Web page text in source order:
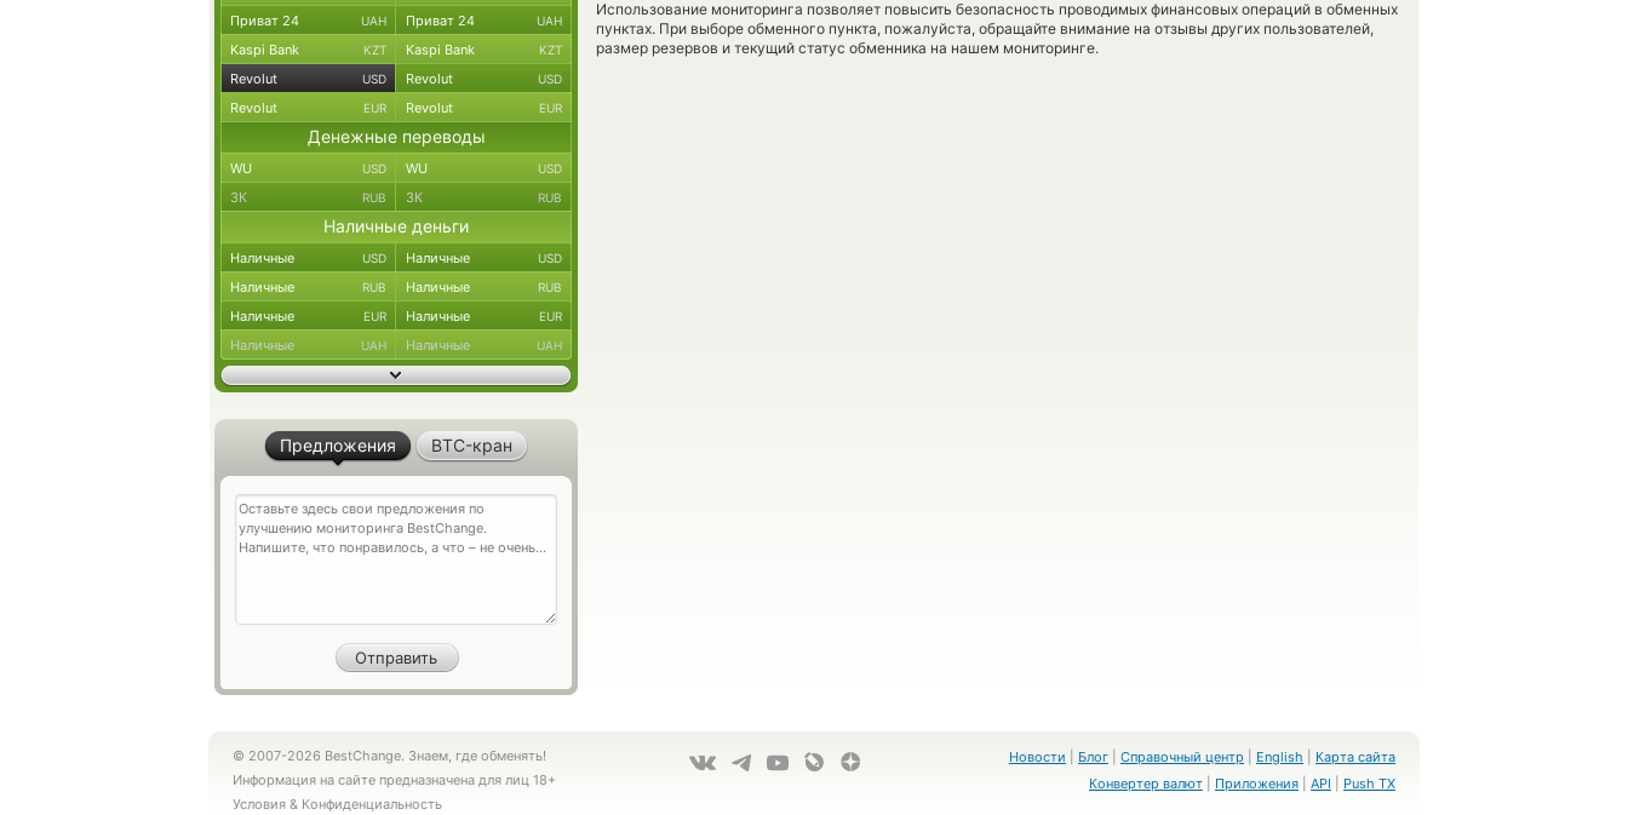
Использование мониторинга позволяет повысить безопасность проводимых финансовых операций в обменных
пунктах. При выборе обменного пункта, пожалуйста, обращайте внимание на отзывы других пользователей,
размер резервов и текущий статус обменника на нашем мониторинге.
Приват 24 UAH Приват 24 UAH
Kaspi Bank KZT Kaspi Bank KZT
Revolut USD Revolut USD
Revolut EUR Revolut EUR
Денежные переводы
WU USD WU USD
ЗК RUB ЗК RUB
Наличные деньги
Наличные USD Наличные USD
Наличные RUB Наличные RUB
Наличные EUR Наличные EUR
Наличные UAH Наличные UAH
Предложения BTC-кран
© 2007-2026 BestChange. Знаем, где обменять!
Информация на сайте предназначена для лиц 18+
Условия & Конфиденциальность
Новости Блог Справочный центр English
Карта сайта
Конвертер валют
Приложения API Push TX